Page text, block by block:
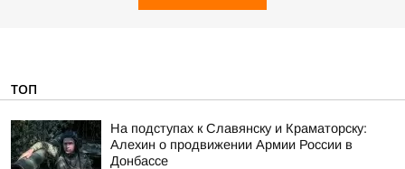
ТОП
На подступах к Славянску и Краматорску:
Алехин о продвижении Армии России в
Донбассе